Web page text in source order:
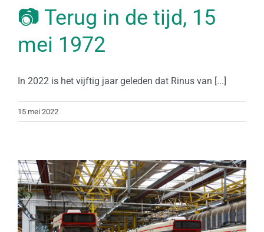
📷 Terug in de tijd, 15
mei 1972
In 2022 is het vijftig jaar geleden dat Rinus van [...]
15 mei 2022